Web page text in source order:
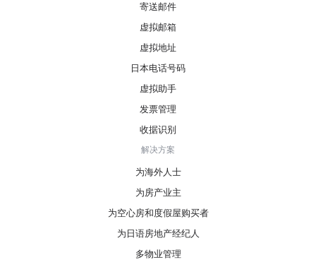
寄送邮件
虚拟邮箱
虚拟地址
日本电话号码
虚拟助手
发票管理
收据识别
解决方案
为海外人士
为房产业主
为空心房和度假屋购买者
为日语房地产经纪人
多物业管理